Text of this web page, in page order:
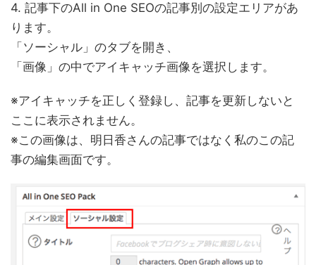
4. 記事下のAll in One SEOの記事別の設定エリアがあ
ります。
「ソーシャル」のタブを開き、
「画像」の中でアイキャッチ画像を選択します。
※アイキャッチを正しく登録し、記事を更新しないと
ここに表示されません。
※この画像は、明日香さんの記事ではなく私のこの記
事の編集画面です。